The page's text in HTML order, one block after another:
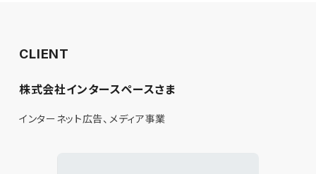
CLIENT
株式会社インタースペースさま
インターネット広告、メディア事業